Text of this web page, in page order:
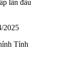
lần đầu
2025
Tỉnh